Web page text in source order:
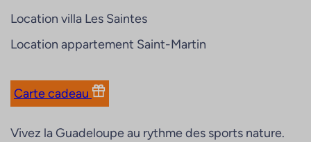
Location villa Les Saintes
Location appartement Saint-Martin
Carte cadeau
Vivez la Guadeloupe au rythme des sports nature.